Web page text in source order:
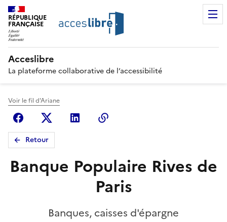
RÉPUBLIQUE
FRANÇAISE
Acceslibre
La plateforme collaborative de l’accessibilité
Voir le fil d'Ariane
FacebookX (anciennement Twitter)
Linkedin
Retour
Banque Populaire Rives de
Paris
Banques, caisses d'épargne